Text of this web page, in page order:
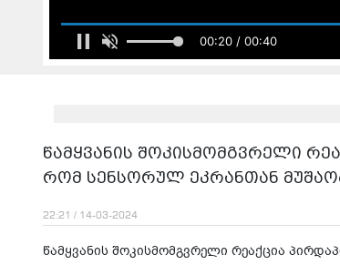
00:22 / 00:40
წამყვანის შოკისმომგვრელი
რომ სენსორულ ეკრანთან
22:21 / 14-03-2024
წამყვანის შოკისმომგვრელი რეაქცია